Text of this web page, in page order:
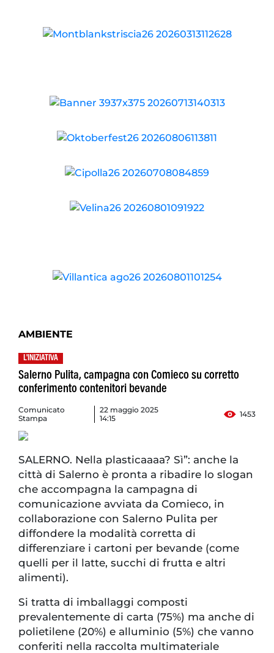
AMBIENTE
L'INIZIATIVA
Salerno Pulita, campagna con Comieco su corretto
conferimento contenitori bevande
Comunicato
Stampa
22 maggio 2025
14:15
1453
SALERNO. Nella plasticaaaa? Sì”: anche la
città di Salerno è pronta a ribadire lo slogan
che accompagna la campagna di
comunicazione avviata da Comieco, in
collaborazione con Salerno Pulita per
diffondere la modalità corretta di
differenziare i cartoni per bevande (come
quelli per il latte, succhi di frutta e altri
alimenti).
Si tratta di imballaggi composti
prevalentemente di carta (75%) ma anche di
polietilene (20%) e alluminio (5%) che vanno
conferiti nella raccolta multimateriale